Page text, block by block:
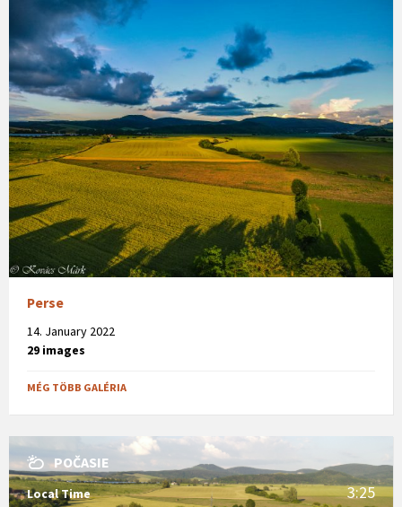
Perse
14. January 2022
29 images
MÉG TÖBB GALÉRIA
POČASIE
Local Time 3:25